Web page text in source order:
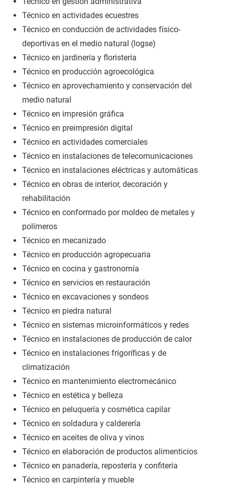
Técnico en actividades ecuestres
Técnico en conducción de actividades físico-
deportivas en el medio natural (logse)
Técnico en jardinería y floristería
Técnico en producción agroecológica
Técnico en aprovechamiento y conservación del
medio natural
Técnico en impresión gráfica
Técnico en preimpresión digital
Técnico en actividades comerciales
Técnico en instalaciones de telecomunicaciones
Técnico en instalaciones eléctricas y automáticas
Técnico en obras de interior, decoración y
rehabilitación
Técnico en conformado por moldeo de metales y
polímeros
Técnico en mecanizado
Técnico en producción agropecuaria
Técnico en cocina y gastronomía
Técnico en servicios en restauración
Técnico en excavaciones y sondeos
Técnico en piedra natural
Técnico en sistemas microinformáticos y redes
Técnico en instalaciones de producción de calor
Técnico en instalaciones frigoríficas y de
climatización
Técnico en mantenimiento electromecánico
Técnico en estética y belleza
Técnico en peluquería y cosmética capilar
Técnico en soldadura y calderería
Técnico en aceites de oliva y vinos
Técnico en elaboración de productos alimenticios
Técnico en panadería, repostería y confitería
Técnico en carpintería y mueble